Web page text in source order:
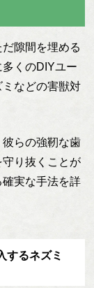
隙間を埋める
くのDIYユー
などの害獣対
らの強靭な歯
り抜くことが
実な手法を詳
するネズミ